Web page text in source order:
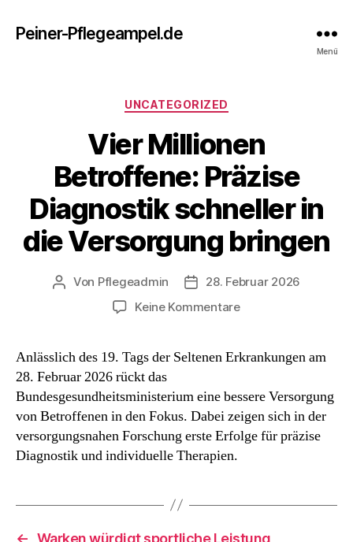
Peiner-Pflegeampel.de
Menü
Kategorien
UNCATEGORIZED
Vier Millionen
Betroffene: Präzise
Diagnostik schneller in
die Versorgung bringen
Beitragsautor
Von Pflegeadmin Beitragsdatum
28. Februar 2026
Keine Kommentarezu
Betroffene:
Diagnostik
schneller
in
die
Anlässlich des 19. Tags der Seltenen Erkrankungen am
28. Februar 2026 rückt das
Bundesgesundheitsministerium eine bessere Versorgung
von Betroffenen in den Fokus. Dabei zeigen sich in der
versorgungsnahen Forschung erste Erfolge für präzise
Diagnostik und individuelle Therapien.
← Warken würdigt sportliche Leistung